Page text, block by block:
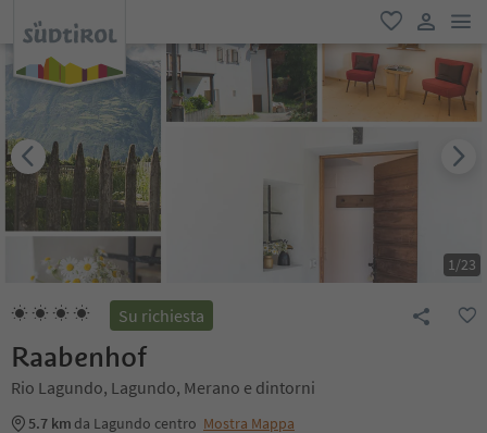
favoriti
user link
1/23
Su richiesta
Raabenhof
Rio Lagundo, Lagundo, Merano e dintorni
5.7 km da Lagundo centro Mostra Mappa